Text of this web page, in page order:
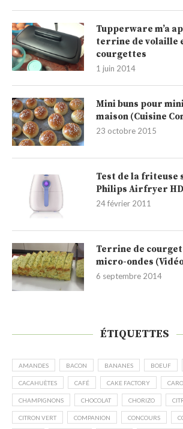
Tupperware m’a
terrine de volaille
courgettes
1 juin 2014
Mini buns pour
maison (Cuisine
23 octobre 2015
Test de la friteuse
Philips Airfryer
24 février 2011
Terrine de
micro-ondes
6 septembre 2014
ÉTIQUETTES
AMANDES BACON BANANES BOEUF
CACAHUÈTES CAFÉ CAKE FACTORY
CHAMPIGNONS CHOCOLAT CHORIZO
CITRON VERT COMPANION CONCOURS